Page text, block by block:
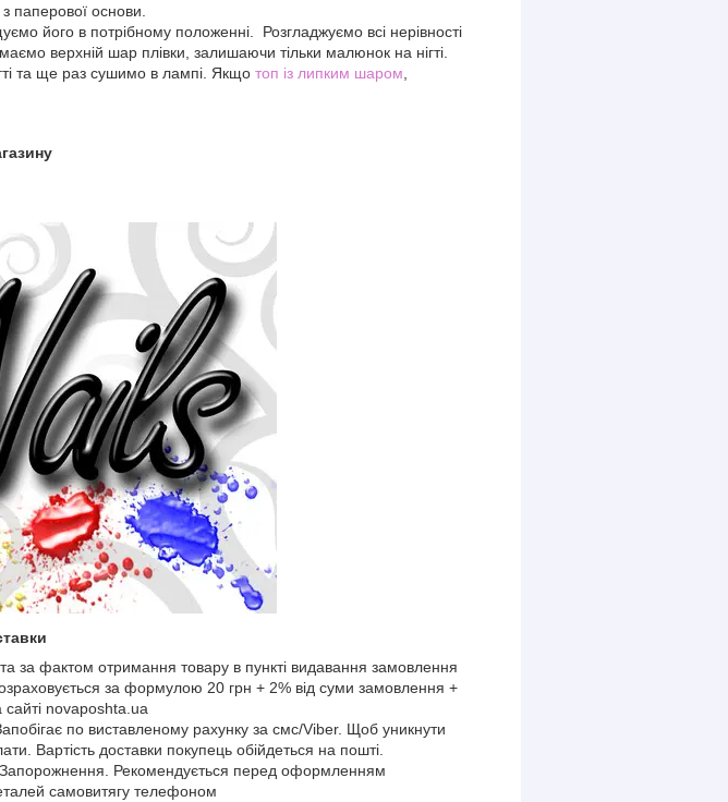
паперової основи.
його в потрібному положенні. Розгладжуємо всі нерівності
верхній шар плівки, залишаючи тільки малюнок на нігті.
та ще раз сушимо в лампі. Якщо топ із липким шаром
фактом отримання товару в пункті видавання замовлення
за формулою 20 грн + 2% від суми замовлення +
novaposhta.ua
по виставленому рахунку за смс/Viber. Щоб уникнути
Вартість доставки покупець обійдеться на пошті.
Запорожнення. Рекомендується перед оформленням
самовитягу телефоном